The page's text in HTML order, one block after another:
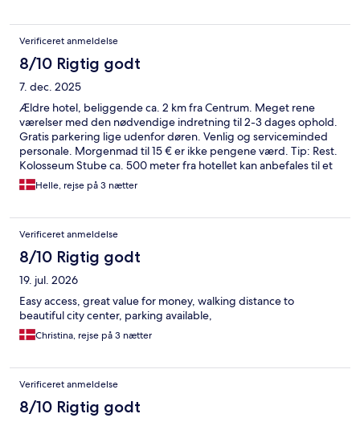
Verificeret anmeldelse
8/10 Rigtig godt
7. dec. 2025
Ældre hotel, beliggende ca. 2 km fra Centrum. Meget rene
værelser med den nødvendige indretning til 2-3 dages ophold.
Gratis parkering lige udenfor døren. Venlig og serviceminded
personale. Morgenmad til 15 € er ikke pengene værd. Tip: Rest.
Kolosseum Stube ca. 500 meter fra hotellet kan anbefales til et
godt og lækkert aftensmåltid.
Helle, rejse på 3 nætter
Verificeret anmeldelse
8/10 Rigtig godt
19. jul. 2026
Easy access, great value for money, walking distance to
beautiful city center, parking available,
Christina, rejse på 3 nætter
Verificeret anmeldelse
8/10 Rigtig godt